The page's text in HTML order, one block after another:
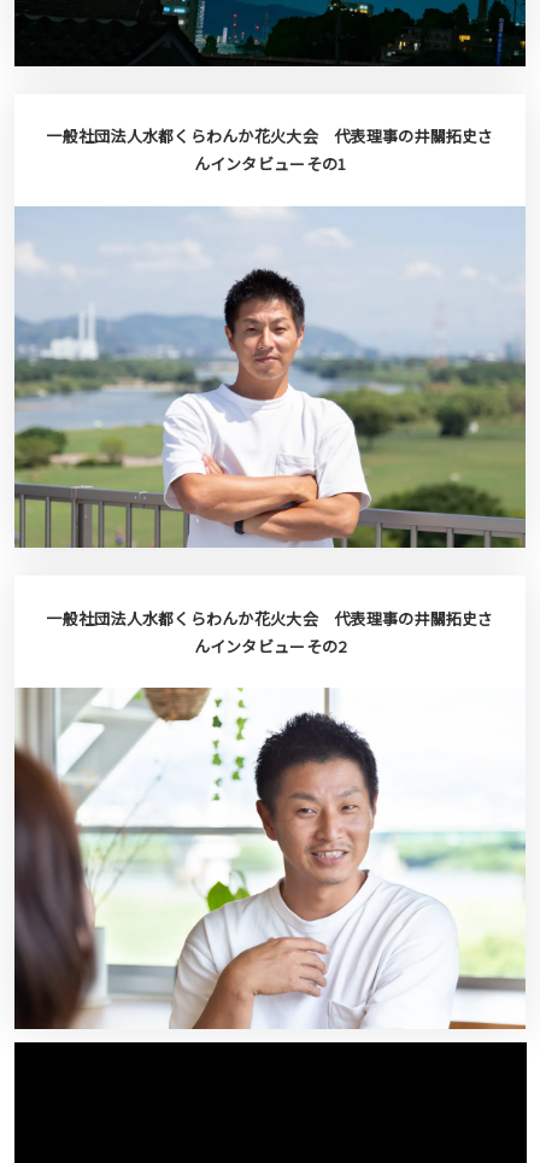
一般社団法人水都くらわんか花火大会 代表理事の井關拓史さ
んインタビューその1
一般社団法人水都くらわんか花火大会 代表理事の井關拓史さ
んインタビューその2